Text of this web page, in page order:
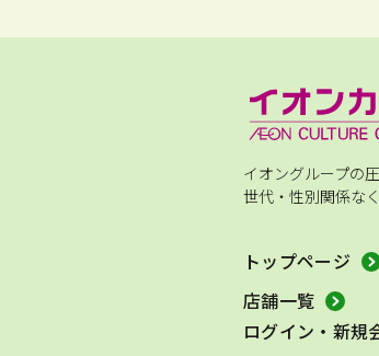
イオングループの
世代・性別関係な
トップページ
店舗一覧
ログイン・新規